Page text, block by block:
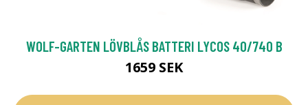
WOLF-GARTEN LÖVBLÅS BATTERI LYCOS 40/740 B
1659 SEK